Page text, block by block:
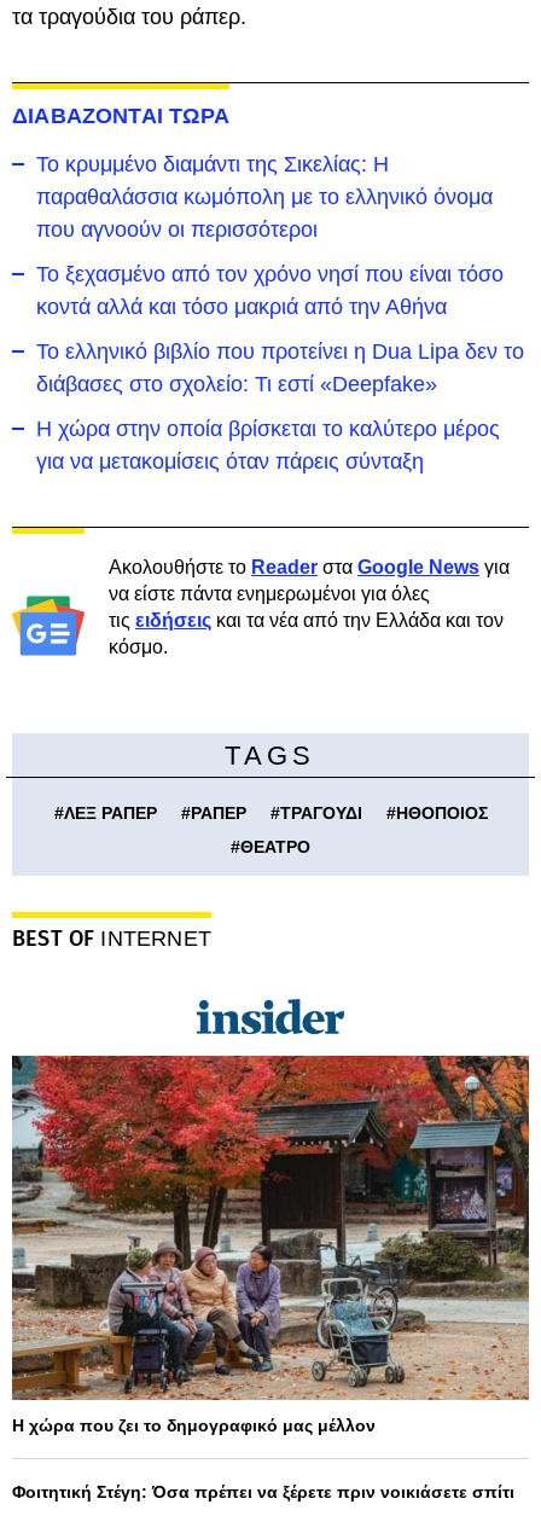
τα τραγούδια του ράπερ.
ΔΙΑΒΑΖΟΝΤΑΙ ΤΩΡΑ
Το κρυμμένο διαμάντι της Σικελίας: Η
παραθαλάσσια κωμόπολη με το ελληνικό όνομα
που αγνοούν οι περισσότεροι
To ξεχασμένο από τον χρόνο νησί που είναι τόσο
κοντά αλλά και τόσο μακριά από την Αθήνα
Το ελληνικό βιβλίο που προτείνει η Dua Lipa δεν το
διάβασες στο σχολείο: Τι εστί «Deepfake»
Η χώρα στην οποία βρίσκεται το καλύτερο μέρος
για να μετακομίσεις όταν πάρεις σύνταξη
Ακολουθήστε το Reader στα Google News για
να είστε πάντα ενημερωμένοι για όλες
τις ειδήσεις και τα νέα από την Ελλάδα και τον
κόσμο.
TAGS
#ΛΕΞ ΡΑΠΕΡ #ΡΑΠΕΡ #ΤΡΑΓΟΥΔΙ #ΗΘΟΠΟΙΟΣ
#ΘΕΑΤΡΟ
BEST OF INTERNET
Η χώρα που ζει το δημογραφικό μας μέλλον
Φοιτητική Στέγη: Όσα πρέπει να ξέρετε πριν νοικιάσετε σπίτι